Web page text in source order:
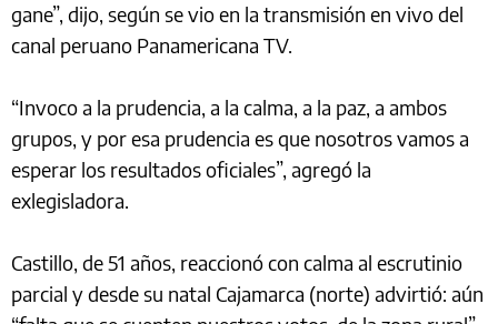
gane”, dijo, según se vio en la transmisión en vivo del
canal peruano Panamericana TV.
“Invoco a la prudencia, a la calma, a la paz, a ambos
grupos, y por esa prudencia es que nosotros vamos a
esperar los resultados oficiales”, agregó la
exlegisladora.
Castillo, de 51 años, reaccionó con calma al escrutinio
parcial y desde su natal Cajamarca (norte) advirtió: aún